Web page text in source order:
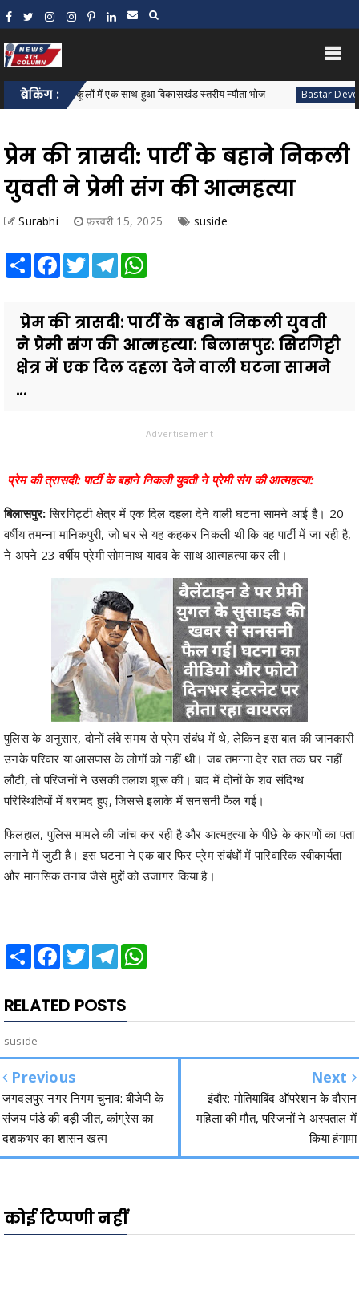
ब्रेकिंग :
498 स्कूलों में एक साथ हुआ विकासखंड स्तरीय न्यौता भोज Bastar Development
प्रेम की त्रासदी: पार्टी के बहाने निकली
युवती ने प्रेमी संग की आत्महत्या
Surabhi फ़रवरी 15, 2025 suside
Share Facebook
TwitterTelegram
प्रेम की त्रासदी: पार्टी के बहाने निकली युवती
ने प्रेमी संग की आत्महत्या: बिलासपुर: सिरगिट्टी
क्षेत्र में एक दिल दहला देने वाली घटना सामने
...
- Advertisement -
प्रेम की त्रासदी: पार्टी के बहाने निकली युवती ने प्रेमी संग की आत्महत्या:
बिलासपुर:सिरगिट्टी क्षेत्र में एक दिल दहला देने वाली घटना सामने आई है। 20
वर्षीय तमन्ना मानिकपुरी, जो घर से यह कहकर निकली थी कि वह पार्टी में जा रही है,
ने अपने 23 वर्षीय प्रेमी सोमनाथ यादव के साथ आत्महत्या कर ली।
पुलिस के अनुसार, दोनों लंबे समय से प्रेम संबंध में थे, लेकिन इस बात की जानकारी
उनके परिवार या आसपास के लोगों को नहीं थी। जब तमन्ना देर रात तक घर नहीं
लौटी, तो परिजनों ने उसकी तलाश शुरू की। बाद में दोनों के शव संदिग्ध
परिस्थितियों में बरामद हुए, जिससे इलाके में सनसनी फैल गई।
फिलहाल, पुलिस मामले की जांच कर रही है और आत्महत्या के पीछे के कारणों का पता
लगाने में जुटी है। इस घटना ने एक बार फिर प्रेम संबंधों में पारिवारिक स्वीकार्यता
और मानसिक तनाव जैसे मुद्दों को उजागर किया है।
Share Facebook
TwitterTelegram
RELATED POSTS
suside
Previous
जगदलपुर नगर निगम चुनाव: बीजेपी के
संजय पांडे की बड़ी जीत, कांग्रेस का
दशकभर का शासन खत्म
Next
इंदौर: मोतियाबिंद ऑपरेशन के दौरान
महिला की मौत, परिजनों ने अस्पताल में
किया हंगामा
कोई टिप्पणी नहीं